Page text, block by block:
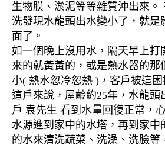
生物膜、淤泥等等雜質沖出來。
洗發現水龍頭出水變小了，就是
面了。
如一個晚上沒用水，隔天早上打
來的就黃黃的，或是熱水器的那
小( 熱水忽冷忽熱 )，客戶被這
這戶來說，屋齡約25年，水龍頭
戶 袁先生 看到水量回復正常，
水源進到家中的水塔，再到家中
的水來清洗蔬菜、洗澡、洗臉等